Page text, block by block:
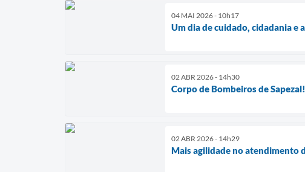
04 MAI 2026 - 10h17
Um dia de cuidado, cidadania e
02 ABR 2026 - 14h30
Corpo de Bombeiros de Sapezal!
02 ABR 2026 - 14h29
Mais agilidade no atendimento